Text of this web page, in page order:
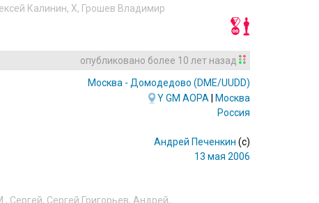
Калинин, X, Грошев Владимир
опубликовано более 10 лет назад
Москва - Домодедово (DME/UUDD)
YGM AOPA
Москва
Россия
Андрей Печенкин (c)
13 мая 2006
, Сергей, Сергей Григорьев, Андрей,